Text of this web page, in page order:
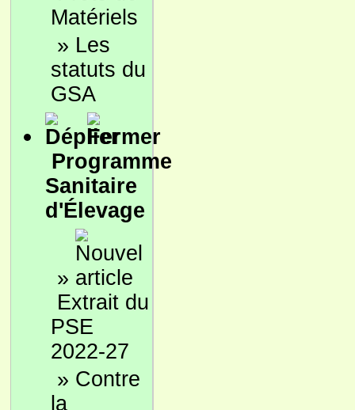
Matériels
» Les
statuts du
GSA
Programme
Sanitaire
d'Élevage
»
Extrait du
PSE
2022-27
» Contre
la